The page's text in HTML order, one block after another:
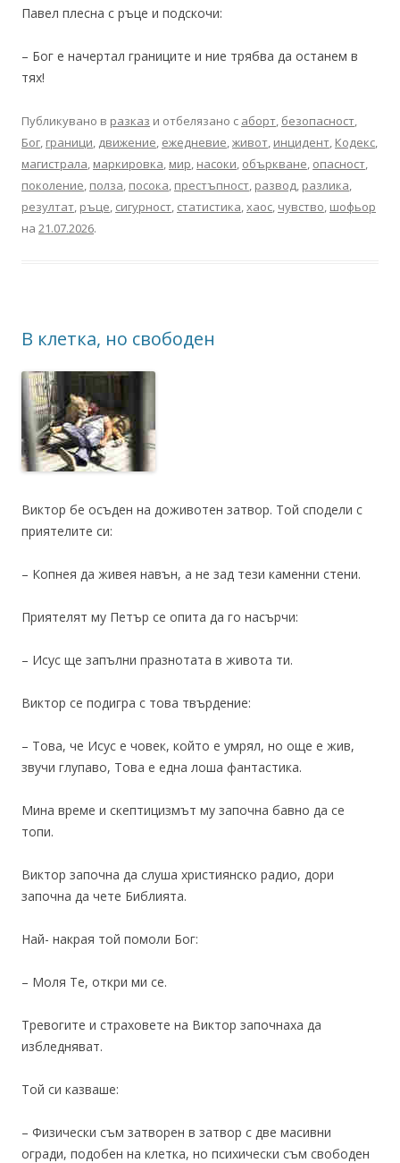
Павел плесна с ръце и подскочи:
– Бог е начертал границите и ние трябва да останем в
тях!
Публикувано в разказ и отбелязано с аборт, безопасност,
Бог, граници, движение, ежедневие,живот, инцидент, Кодекс,
магистрала, маркировка, мир, насоки, объркване, опасност,
поколение, полза, посока, престъпност, развод, разлика,
резултат, ръце, сигурност, статистика,хаос, чувство, шофьор
на 21.07.2026.
В клетка, но свободен
Виктор бе осъден на доживотен затвор. Той сподели с
приятелите си:
– Копнея да живея навън, а не зад тези каменни стени.
Приятелят му Петър се опита да го насърчи:
– Исус ще запълни празнотата в живота ти.
Виктор се подигра с това твърдение:
– Това, че Исус е човек, който е умрял, но още е жив,
звучи глупаво, Това е една лоша фантастика.
Мина време и скептицизмът му започна бавно да се
топи.
Виктор започна да слуша християнско радио, дори
започна да чете Библията.
Най- накрая той помоли Бог:
– Моля Те, откри ми се.
Тревогите и страховете на Виктор започнаха да
избледняват.
Той си казваше:
– Физически съм затворен в затвор с две масивни
огради, подобен на клетка, но психически съм свободен